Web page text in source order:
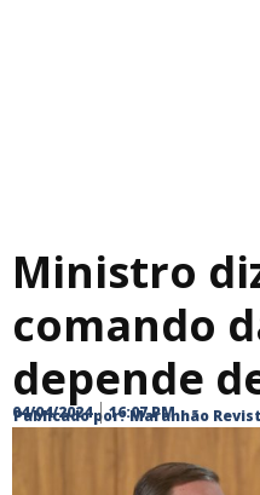
Ministro
comando
depende
Publicado por: Maranhão
04/04/2024 16:07 PM